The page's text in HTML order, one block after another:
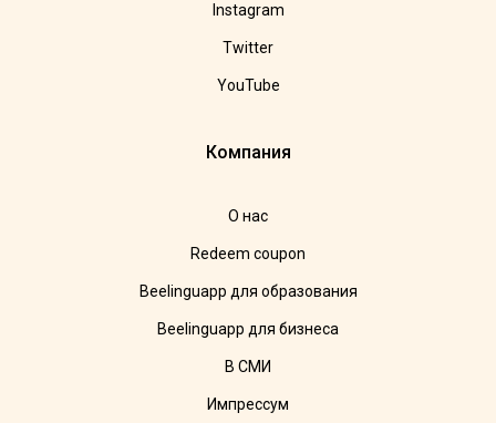
Instagram
Twitter
YouTube
Компания
О нас
Redeem coupon
Beelinguapp для образования
Beelinguapp для бизнеса
В СМИ
Импрессум